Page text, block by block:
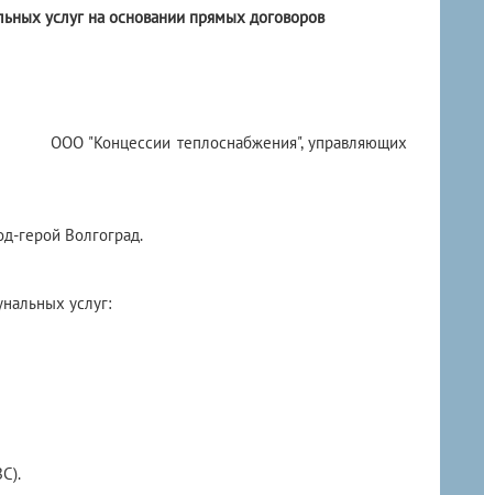
услуг на основании прямых договоров
"Концессии теплоснабжения", управляющих
герой Волгоград.
услуг: